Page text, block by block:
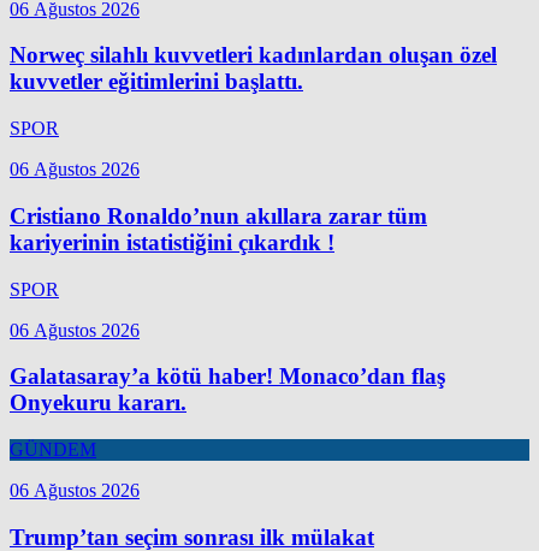
06 Ağustos 2026
Norweç silahlı kuvvetleri kadınlardan oluşan özel
kuvvetler eğitimlerini başlattı.
SPOR
06 Ağustos 2026
Cristiano Ronaldo’nun akıllara zarar tüm
kariyerinin istatistiğini çıkardık !
SPOR
06 Ağustos 2026
Galatasaray’a kötü haber! Monaco’dan flaş
Onyekuru kararı.
GÜNDEM
06 Ağustos 2026
Trump’tan seçim sonrası ilk mülakat